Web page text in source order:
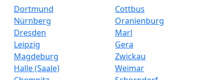
Dortmund
Nürnberg
Dresden
Leipzig
Magdeburg
Halle (Saale)
Cottbus
Oranienburg
Marl
Gera
Zwickau
Weimar